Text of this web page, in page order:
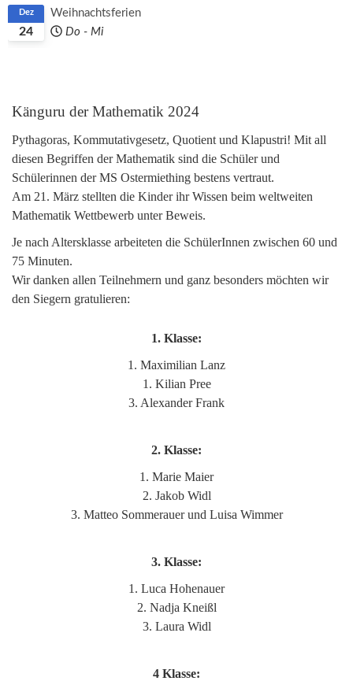
24
Dez
Weihnachtsferien
Do - Mi
Känguru der Mathematik 2024
Pythagoras, Kommutativgesetz, Quotient und Klapustri! Mit all
diesen Begriffen der Mathematik sind die Schüler und
Schülerinnen der MS Ostermiething bestens vertraut.
Am 21. März stellten die Kinder ihr Wissen beim weltweiten
Mathematik Wettbewerb unter Beweis.
Je nach Altersklasse arbeiteten die SchülerInnen zwischen 60 und
75 Minuten.
Wir danken allen Teilnehmern und ganz besonders möchten wir
den Siegern gratulieren:
1. Klasse:
1. Maximilian Lanz
1. Kilian Pree
3. Alexander Frank
2. Klasse:
1. Marie Maier
2. Jakob Widl
3. Matteo Sommerauer und Luisa Wimmer
3. Klasse:
1. Luca Hohenauer
2. Nadja Kneißl
3. Laura Widl
4 Klasse: